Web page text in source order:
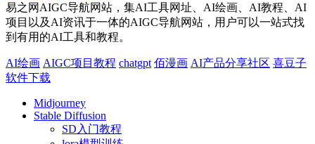
易之网AIGC导航网站，集AI工具网址、AI绘画、AI教程、AI
项目以及AI资讯于一体的AIGC导航网站，用户可以一站式找
到有用的AI工具和教程。
AI绘画 AIGC项目教程 chatgpt 佰漫画 AI产品分享社区 喜豆子
软件下载
Midjourney
Stable Diffusion
SD入门教程